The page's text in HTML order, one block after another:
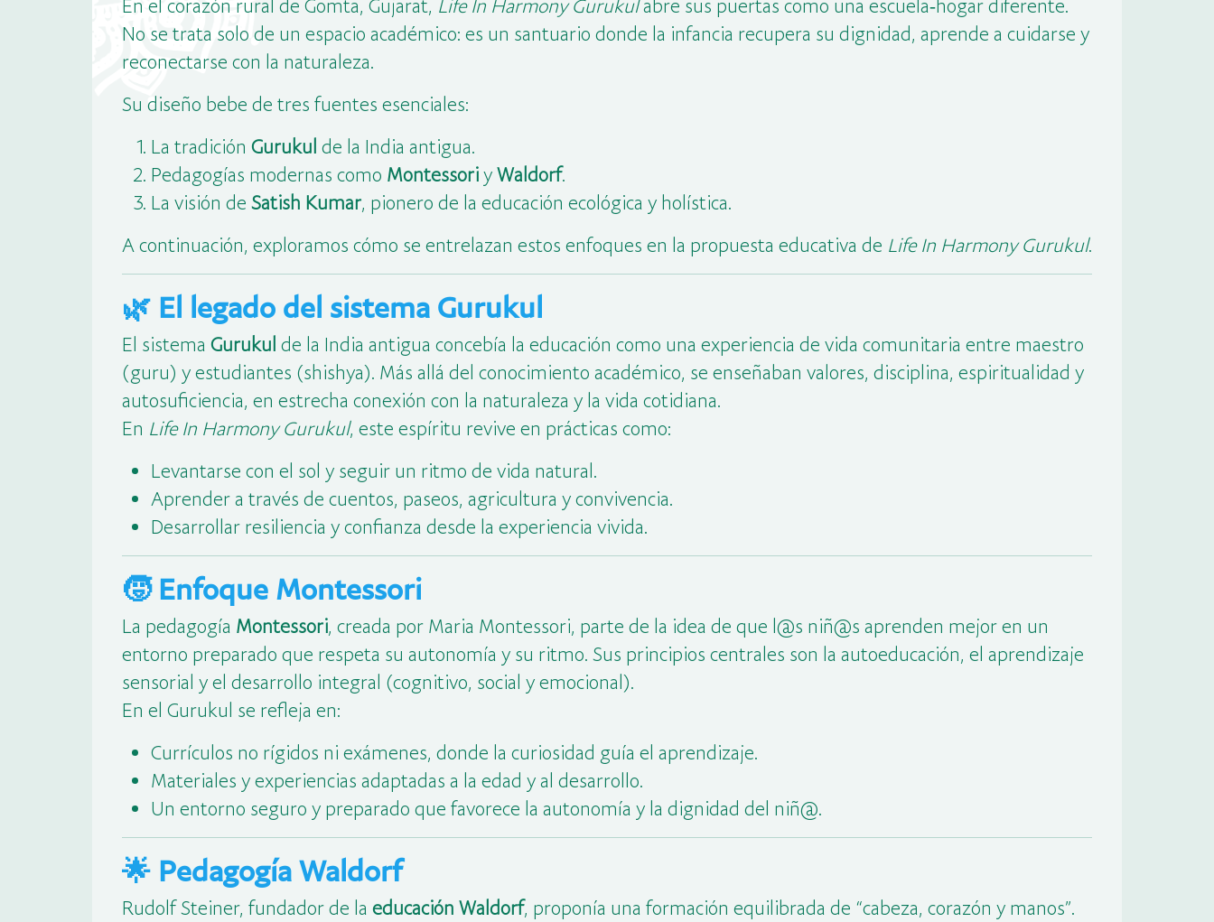
En el corazón rural de Gomta, Gujarat, Life In Harmony Gurukulabre sus puertas como una escuela‑hogar diferente.
No se trata solo de un espacio académico: es un santuario donde la infancia recupera su dignidad, aprende a cuidarse y
reconectarse con la naturaleza.
Su diseño bebe de tres fuentes esenciales:
La tradición Gurukul de la India antigua.
Pedagogías modernas como MontessoriyWaldorf.
La visión de Satish Kumar, pionero de la educación ecológica y holística.
A continuación, exploramos cómo se entrelazan estos enfoques en la propuesta educativa de Life In Harmony Gurukul.
🌿 El legado del sistema Gurukul
El sistema Gurukul de la India antigua concebía la educación como una experiencia de vida comunitaria entre maestro
(guru) y estudiantes (shishya). Más allá del conocimiento académico, se enseñaban valores, disciplina, espiritualidad y
autosuficiencia, en estrecha conexión con la naturaleza y la vida cotidiana.
En Life In Harmony Gurukul, este espíritu revive en prácticas como:
Levantarse con el sol y seguir un ritmo de vida natural.
Aprender a través de cuentos, paseos, agricultura y convivencia.
Desarrollar resiliencia y confianza desde la experiencia vivida.
🧒 Enfoque Montessori
La pedagogía Montessori, creada por Maria Montessori, parte de la idea de que l@s niñ@s aprenden mejor en un
entorno preparado que respeta su autonomía y su ritmo. Sus principios centrales son la autoeducación, el aprendizaje
sensorial y el desarrollo integral (cognitivo, social y emocional).
En el Gurukul se refleja en:
Currículos no rígidos ni exámenes, donde la curiosidad guía el aprendizaje.
Materiales y experiencias adaptadas a la edad y al desarrollo.
Un entorno seguro y preparado que favorece la autonomía y la dignidad del niñ@.
🌟 Pedagogía Waldorf
Rudolf Steiner, fundador de la educación Waldorf, proponía una formación equilibrada de “cabeza, corazón y manos”.